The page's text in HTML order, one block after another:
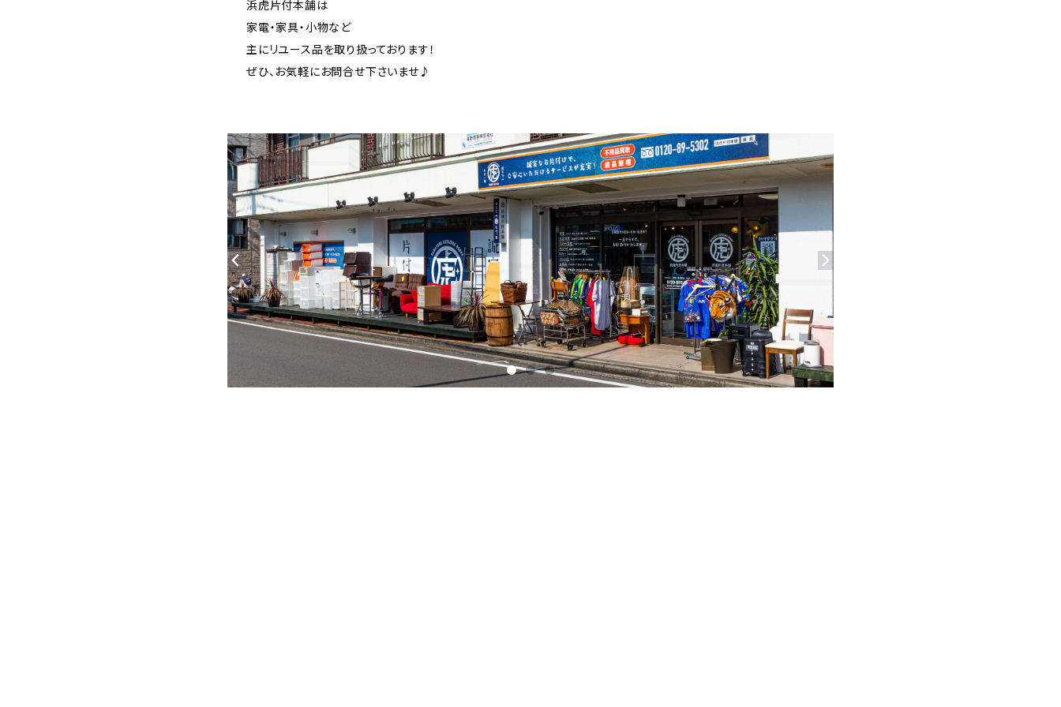
ストーブ・扇風機・加湿器
壁掛け時計・置き時計
デスクライト
テーブルライト
浜虎片付本舗は
家電・家具・小物など
主にリユース品を取り扱っております！
ぜひ、お気軽にお問合せ下さいませ♪